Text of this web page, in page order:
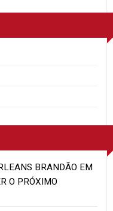
BRANDÃO EM
O PRÓXIMO